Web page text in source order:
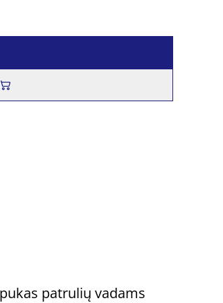
patrulių vadams